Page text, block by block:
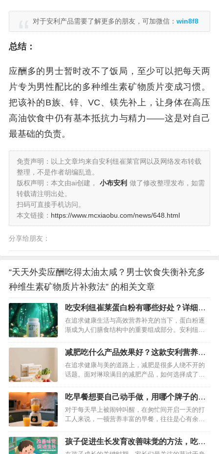
对于安利产品需要了解更多的朋友，可加微信： win8f8
总结：
应酬多的男士暂时改不了饭局，至少可以把每天两
片专为男性配比的多种维生素矿物质片变成习惯。
把该补的B族、锌、VC、镁先补上，让身体在高压
高油饮食中仍有基本抵抗力与精力——这是对自己
最基础的负责。
免责声明：以上文章均来自安利纽崔莱官网以及网络发布转载
整理，不是作者胡编乱造。
版权声明：本文由ai创建，
小布安利 做了修改整理发布，如需
转载请注明出处。
扫码可直接手机访问。
本文链接： https://www.mcxiaobu.com/news/648.html
分享给朋友：
“天天外卖应酬吃得太油太咸？男士饮食失衡补充多
种维生素矿物质片补救法” 的相关文章
吃安利纽崔莱蛋白粉有哪些好处？详细为
你揭秘一下
在追求健康生活与高效营养补充的当下，蛋白粉逐
渐成为人们膳食结构中的重要组成部分。安利纽崔
配方与优质的原料，为众多消费者带来了显著的健
康益处。究竟食用这款蛋白粉能收获哪些惊喜？下
面将为你详细揭秘。…
减肥吃什么产品效果好？这款安利营养代
餐科学减肥更健康
在追求健康与美的道路上，减肥是很多人绕不开的
话题。面对琳琅满目的减肥产品，如何选择成了难
品——安利营养代餐，助你开启科学健康的减肥之
旅。…
吃早餐想要自己动手做，用哪个牌子的早
餐机做好？
对于每天早上被闹钟叫醒，在匆忙间开启一天的打
工人来说，一顿营养丰富的早餐，往往是心有余而
生问题；自己动手做，时间紧任务重，普通早餐机
功能单一，根本无法满足需求。别担心，今天就给
孩子促进生长发育改善味觉的方法，吃这
款纽崔莱铁锌咀嚼片不错